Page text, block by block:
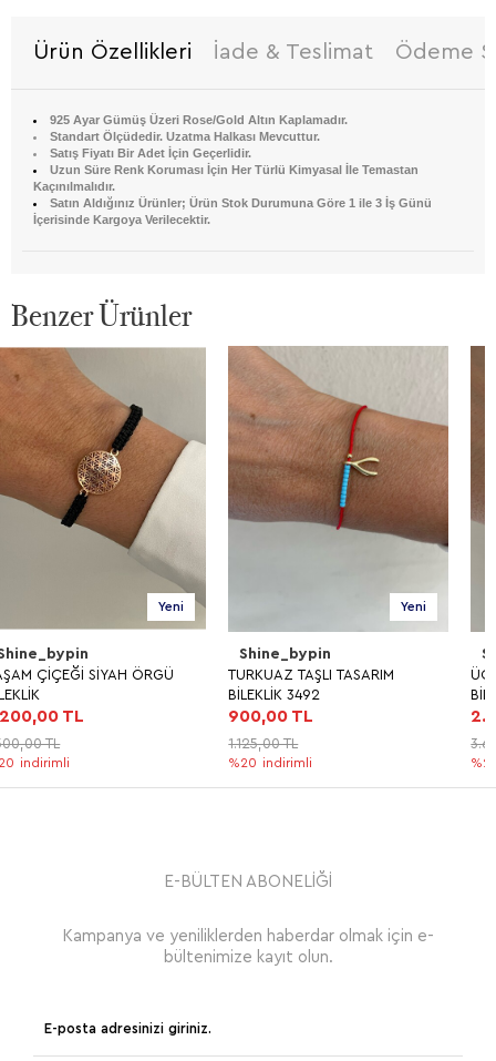
Ürün Özellikleri İade & Teslimat Ödeme
925 Ayar Gümüş Üzeri Rose/Gold Altın Kaplamadır.
Standart Ölçüdedir. Uzatma Halkası Mevcuttur.
Satış Fiyatı Bir Adet İçin Geçerlidir.
Uzun Süre Renk Koruması İçin Her Türlü Kimyasal İle Temastan
Kaçınılmalıdır.
Satın Aldığınız Ürünler; Ürün Stok Durumuna Göre 1 ile 3 İş Günü
İçerisinde Kargoya Verilecektir.
Benzer Ürünler
Yeni
Shine_bypin
TURKUAZ TAŞLI TASARIM
BİLEKLİK 3492
900,00 TL
1.125,00 TL
%20 indirimli
Shine_bypin
ÜÇ SIRALI MİNE NAZARLI
BİLEKLİK
2.900,00 TL
3.625,00 TL
%20 indirimli
E-BÜLTEN ABONELİĞİ
Kampanya ve yeniliklerden haberdar olmak için e-
bültenimize kayıt olun.